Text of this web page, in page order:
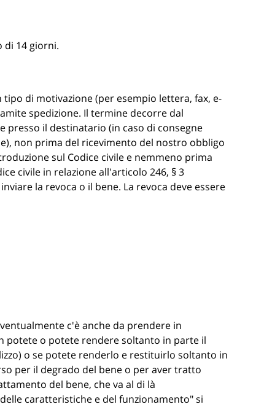
di 14 giorni.
di motivazione (per esempio lettera, fax, e-
spedizione. Il termine decorre dal
il destinatario (in caso di consegne
non prima del ricevimento del nostro obbligo
sul Codice civile e nemmeno prima
civile in relazione all'articolo 246, § 3
la revoca o il bene. La revoca deve essere
c'è anche da prendere in
potete o potete rendere soltanto in parte il
o se potete renderlo e restituirlo soltanto in
per il degrado del bene o per aver tratto
del bene, che va al di là
caratteristiche e del funzionamento" si